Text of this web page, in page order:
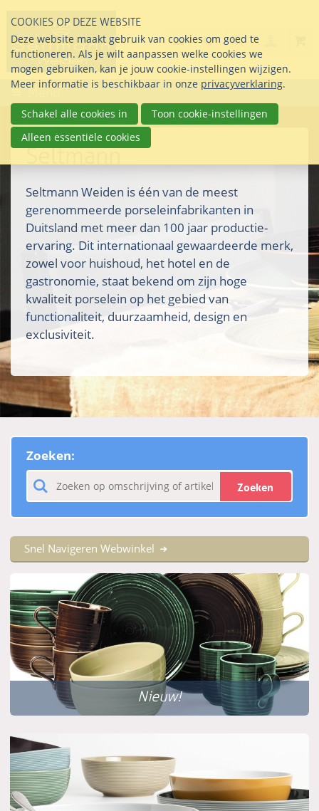
links
over
Direct
naar
inhoud
Direct
naar
het
info@seltmann-
Stel uw vraag
085 76 07 000
Search
Menu
Seltmann
Seltmann Weiden is één van de meest
gerenommeerde porseleinfabrikanten in
Duitsland met meer dan 100 jaar productie-
ervaring. Dit internationaal gewaardeerde merk,
zowel voor huishoud, het hotel en de
gastronomie, staat bekend om zijn hoge
kwaliteit porselein op het gebied van
functionaliteit, duurzaamheid, design en
exclusiviteit.
Zoeken:
Zoeken
Snel Navigeren Webwinkel
Nieuw!
COOKIES OP DEZE WEBSITE
Deze website maakt gebruik van cookies om goed te
functioneren. Als je wilt aanpassen welke cookies we
mogen gebruiken, kan je jouw cookie-instellingen wijzigen.
Meer informatie is beschikbaar in onze privacyverklaring.
Schakel alle cookies in
Toon cookie-instellingen
Alleen essentiële cookies